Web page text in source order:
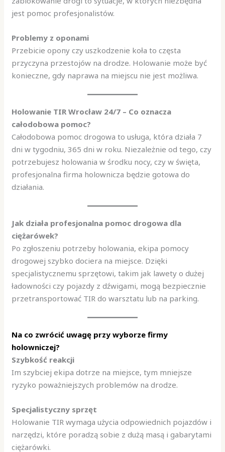
jest pomoc profesjonalistów.
Problemy z oponami
Przebicie opony czy uszkodzenie koła to częsta
przyczyna przestojów na drodze. Holowanie może być
konieczne, gdy naprawa na miejscu nie jest możliwa.
Holowanie TIR Wrocław 24/7 – Co oznacza
całodobowa pomoc?
Całodobowa pomoc drogowa to usługa, która działa 7
dni w tygodniu, 365 dni w roku. Niezależnie od tego, czy
potrzebujesz holowania w środku nocy, czy w święta,
profesjonalna firma holownicza będzie gotowa do
działania.
Jak działa profesjonalna pomoc drogowa dla
ciężarówek?
Po zgłoszeniu potrzeby holowania, ekipa pomocy
drogowej szybko dociera na miejsce. Dzięki
specjalistycznemu sprzętowi, takim jak lawety o dużej
ładowności czy pojazdy z dźwigami, mogą bezpiecznie
przetransportować TIR do warsztatu lub na parking.
Na co zwrócić uwagę przy wyborze firmy
holowniczej?
Szybkość reakcji
Im szybciej ekipa dotrze na miejsce, tym mniejsze
ryzyko poważniejszych problemów na drodze.
Specjalistyczny sprzęt
Holowanie TIR wymaga użycia odpowiednich pojazdów i
narzędzi, które poradzą sobie z dużą masą i gabarytami
ciężarówki.